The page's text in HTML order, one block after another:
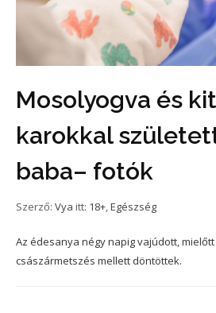
Mosolyogva és
karokkal
baba– fotók
Szerző: Vya itt: 18+,Egészség
Az édesanya négy napig vajúdott,
császármetszés mellett döntöttek.